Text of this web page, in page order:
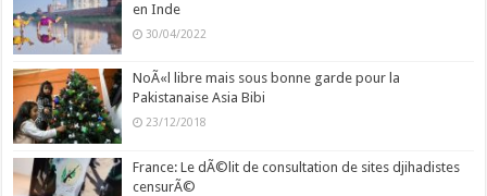
en Inde
30/04/2022
NoÃ«l libre mais sous bonne garde pour la
Pakistanaise Asia Bibi
23/12/2018
France: Le dÃ©lit de consultation de sites djihadistes
censurÃ©